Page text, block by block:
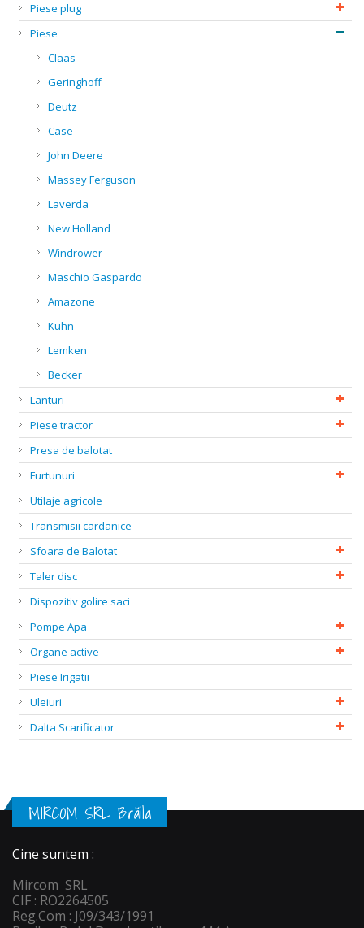
Piese plug
Piese
Claas
Geringhoff
Deutz
Case
John Deere
Massey Ferguson
Laverda
New Holland
Windrower
Maschio Gaspardo
Amazone
Kuhn
Lemken
Becker
Lanturi
Piese tractor
Presa de balotat
Furtunuri
Utilaje agricole
Transmisii cardanice
Sfoara de Balotat
Taler disc
Dispozitiv golire saci
Pompe Apa
Organe active
Piese Irigatii
Uleiuri
Dalta Scarificator
MIRCOM SRL Brăila
Cine suntem :
Mircom SRL
CIF : RO2264505
Reg.Com : J09/343/1991